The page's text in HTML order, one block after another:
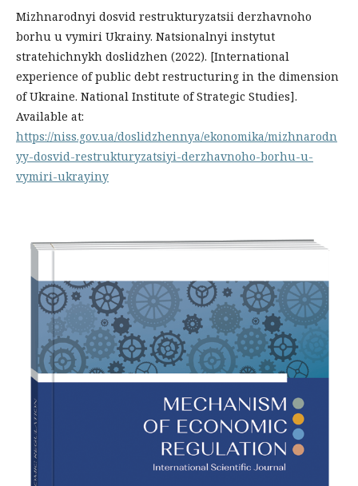
Mizhnarodnyi dosvid restrukturyzatsii derzhavnoho
borhu u vymiri Ukrainy. Natsionalnyi instytut
stratehichnykh doslidzhen (2022). [International
experience of public debt restructuring in the dimension
of Ukraine. National Institute of Strategic Studies].
Available at:
https://niss.gov.ua/doslidzhennya/ekonomika/mizhnarodn
yy-dosvid-restrukturyzatsiyi-derzhavnoho-borhu-u-
vymiri-ukrayiny